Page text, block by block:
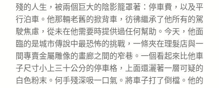
殘的人生，被兩個巨大的陰影籠罩著：停車費，以及平
行泊車。他那輛老舊的掀背車，彷彿繼承了他所有的駕
駛焦慮，從未在他需要時提供過任何幫助。今天，他面
臨的是城市傳說中最恐怖的挑戰，一條夾在理髮店與一
間專賣金屬雕像的畫廊之間的窄巷。一個看起來比他車
子尺寸小上三十公分的停車格，上面還灑著一層可疑的
白色粉末。何手殘深吸一口氣。將車子打了倒檔。他的